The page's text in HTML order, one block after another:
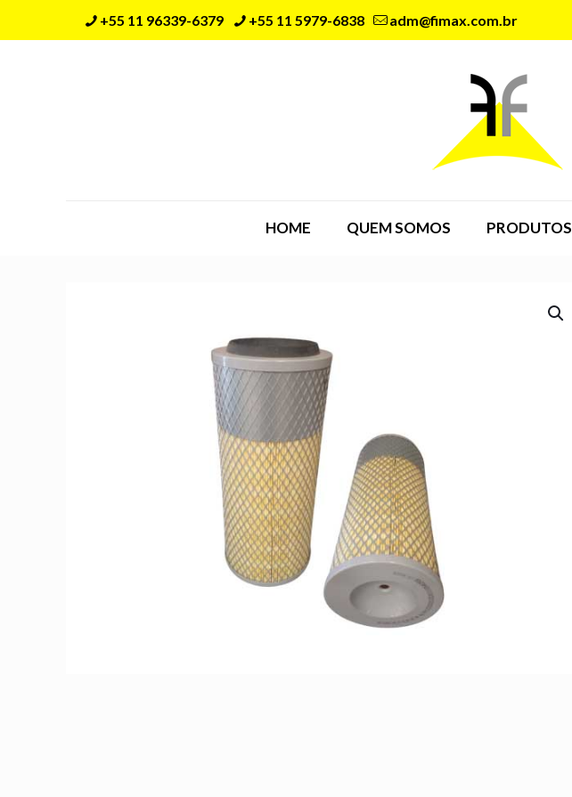
+55 11 96339-6379 +55 11 5979-6838 adm@fimax.com.br
HOME QUEM SOMOS PRODUTOS